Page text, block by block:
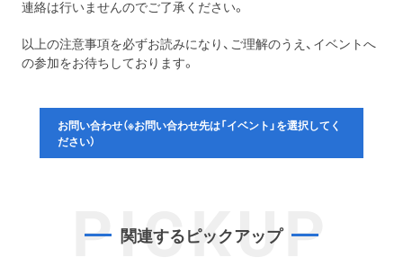
連絡は行いませんのでご了承ください。
以上の注意事項を必ずお読みになり、ご理解のうえ、イベントへ
の参加をお待ちしております。
お問い合わせ（※お問い合わせ先は「イベント」を選択してく
ださい）
PICKUP
関連するピックアップ